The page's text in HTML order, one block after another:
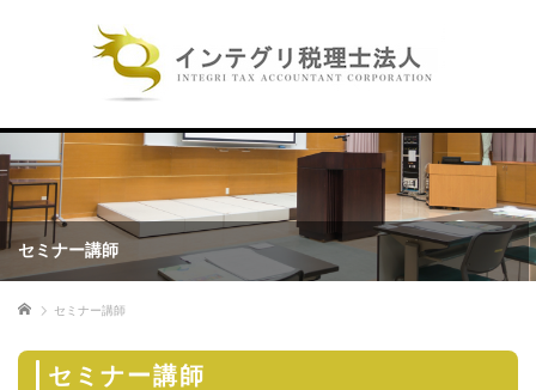
セミナー講師
ホーム セミナー講師
セミナー講師